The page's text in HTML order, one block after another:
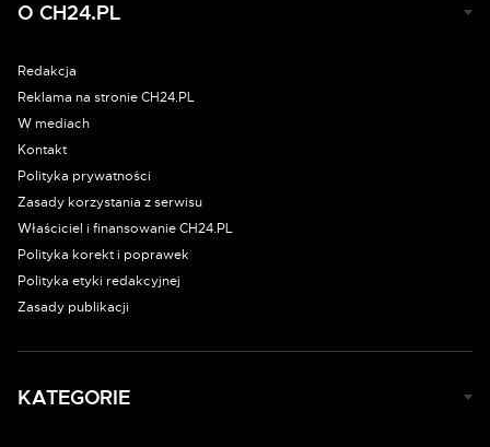
O CH24.PL
Redakcja
Reklama na stronie CH24.PL
W mediach
Kontakt
Polityka prywatności
Zasady korzystania z serwisu
Właściciel i finansowanie CH24.PL
Polityka korekt i poprawek
Polityka etyki redakcyjnej
Zasady publikacji
KATEGORIE